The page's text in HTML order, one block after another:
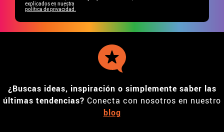
explicados en nuestra
política de privacidad.
¿Buscas ideas, inspiración o simplemente saber las
últimas tendencias? Conecta con nosotros en nuestro
blog